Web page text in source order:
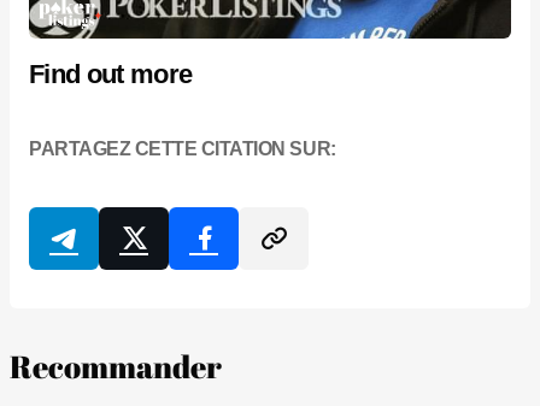
Find out more
PARTAGEZ CETTE CITATION SUR:
Recommander